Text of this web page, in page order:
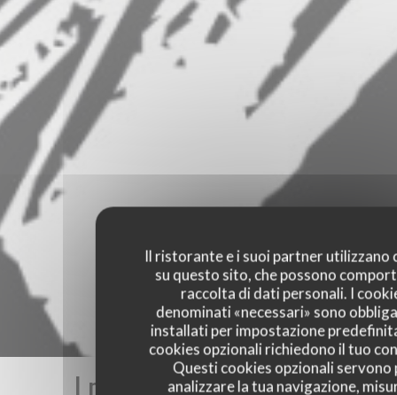
Il ristorante e i suoi partner utilizzano
su questo sito, che possono
raccolta di dati personali. I
denominati «necessari» sono
installati per impostazione
cookies opzionali richiedono il tuo
Questi cookies opzionali servono
analizzare la tua navigazione,